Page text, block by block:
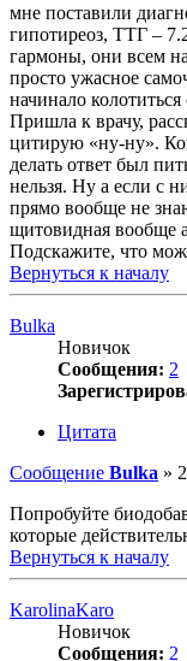
мне поставили
гипотиреоз, ТТГ –
гармоны, они всем
просто ужасное
начинало
Пришла к врачу,
цитирую «ну-ну».
делать ответ был
нельзя. Ну а если с
прямо вообще не
щитовидная вообще
Подскажите, что
Вернуться к началу
Bulka
Новичок
Сообщения: 2
Цитата
Сообщение Bulka »
Попробуйте
которые
Вернуться к началу
KarolinaKaro
Новичок
Сообщения: 2